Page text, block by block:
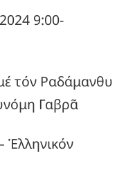
9:00-
τόν Ραδάμανθυ
Γαβρᾶ
Ἑλληνικόν